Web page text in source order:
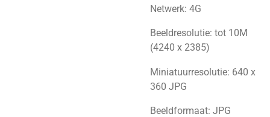
Netwerk: 4G
Beeldresolutie: tot 10M
(4240 x 2385)
Miniatuurresolutie: 640 x
360 JPG
Beeldformaat: JPG